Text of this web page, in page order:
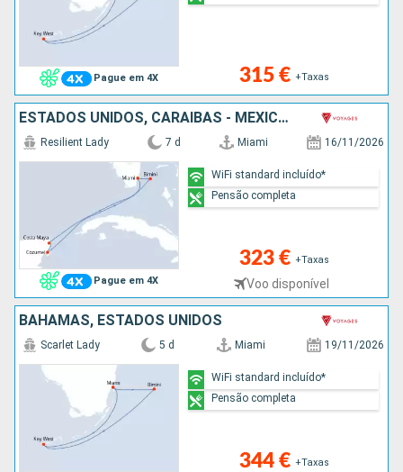
Pague em 4X 315 € +Taxas
ESTADOS UNIDOS, CARAIBAS - MEXICO, BAHAMAS
Pague em 4X
Resilient Lady 7 d Miami 16/11/2026
323 € +Taxas
Voo disponível
WiFi standard incluído*
Pensão completa
BAHAMAS, ESTADOS UNIDOS
Scarlet Lady 5 d Miami 19/11/2026
344 € +Taxas
WiFi standard incluído*
Pensão completa